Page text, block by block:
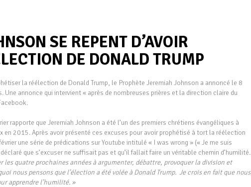
SE REPENT D’AVOIR
DE DONALD TRUMP
la réélection de Donald Trump, le Prophète Jeremiah Johnson a annoncé le 8
Une annonce qui intervient « après de nombreuses prières et la direction claire du
rapporte que Jeremiah Johnson a été l’un des premiers chrétiens évangéliques à
en 2015. Après avoir présenté ces excuses pour avoir prophétisé à tort la réélection
une série de prédications sur Youtube intitulé « I was wrong » (« Je me suis
que s’excuser ne suffisait pas et qu’il fallait faire un véritable chemin d’humilité.
les quatre prochaines années à argumenter, débattre, provoquer la division et
nous pensons que l’élection a été volée à Donald Trump. Je crois en fait que nous
apprendre l’humilité. »